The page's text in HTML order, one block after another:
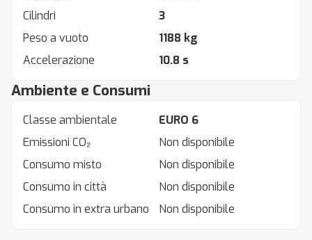
Cilindri
3
Peso a vuoto
1188 kg
Accelerazione
10.8 s
Ambiente e Consumi
Classe ambientale
EURO 6
Emissioni CO₂
Non disponibile
Consumo misto
Non disponibile
Consumo in città
Non disponibile
Consumo in extra urbano
Non disponibile